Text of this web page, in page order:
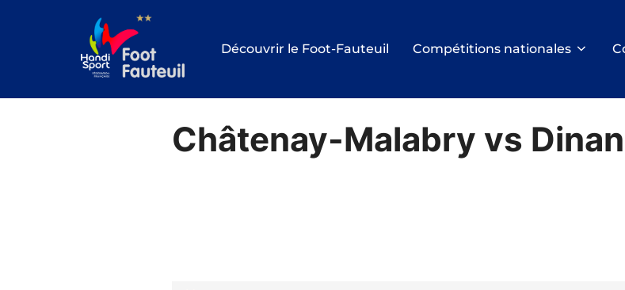
Découvrir le Foot-Fauteuil Compétitions nationales
Châtenay-Malabry vs Dinan